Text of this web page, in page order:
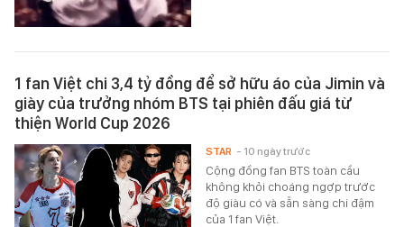
1 fan Việt chi 3,4 tỷ đồng để sở hữu áo của Jimin và
giày của trưởng nhóm BTS tại phiên đấu giá từ
thiện World Cup 2026
Cộng đồng fan BTS toàn cầu
không khỏi choáng ngợp trước
độ giàu có và sẵn sàng chi đậm
của 1 fan Việt.
STAR - 10 ngày trước